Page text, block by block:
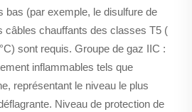
bas (par exemple, le disulfure de
câbles chauffants des classes T5 (
°C) sont requis. Groupe de gaz IIC :
inflammables tels que
représentant le niveau le plus
Niveau de protection de